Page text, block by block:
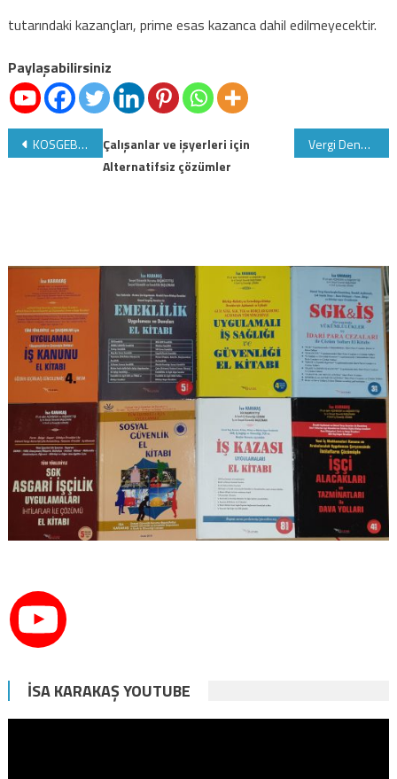
tutarındaki kazançları, prime esas kazanca dahil edilmeyecektir.
Paylaşabilirsiniz
Yazı
gezinmesi
KOSGEB'in Ar-Ge, inovasyon ve endüstriyel uygulama desteği Vergi Denetim Kurulu Başkanı atandı
Çalışanlar ve işyerleri için
Alternatifsiz çözümler
İSA KARAKAŞ YOUTUBE